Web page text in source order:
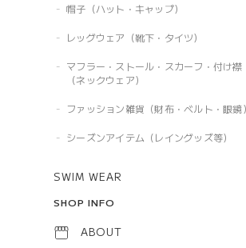
帽子（ハット・キャップ）
レッグウェア（靴下・タイツ）
マフラー・ストール・スカーフ・付け襟
（ネックウェア）
ファッション雑貨（財布・ベルト・眼鏡）
シーズンアイテム（レイングッズ等）
SWIM WEAR
SHOP INFO
ABOUT